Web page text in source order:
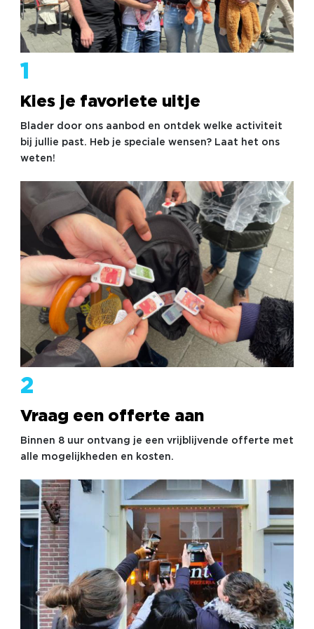
1
Kies je favoriete uitje
Blader door ons aanbod en ontdek welke activiteit
bij jullie past. Heb je speciale wensen? Laat het ons
weten!
2
Vraag een offerte aan
Binnen 8 uur ontvang je een vrijblijvende offerte met
alle mogelijkheden en kosten.